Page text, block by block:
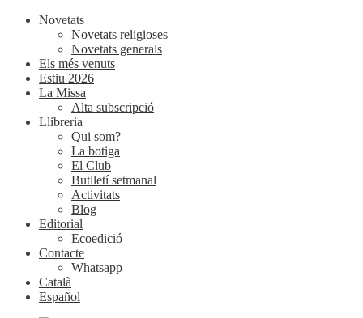
Novetats
Novetats religioses
Novetats generals
Els més venuts
Estiu 2026
La Missa
Alta subscripció
Llibreria
Qui som?
La botiga
El Club
Butlletí setmanal
Activitats
Blog
Editorial
Ecoedició
Contacte
Whatsapp
Català
Español